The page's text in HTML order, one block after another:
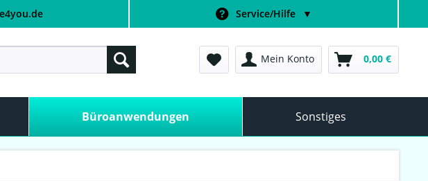
Service/Hilfe ▼
Mein Konto 0,00 €
Büroanwendungen Sonstiges